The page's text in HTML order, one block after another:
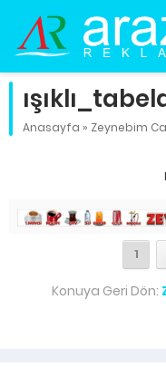
Anasayfa » Zeynebim
1
Konuya Geri Dön: